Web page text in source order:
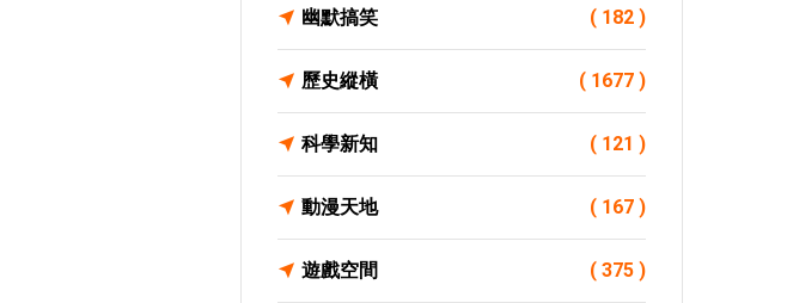
幽默搞笑 ( 182 )
歷史縱橫 ( 1677 )
科學新知 ( 121 )
動漫天地 ( 167 )
遊戲空間 ( 375 )